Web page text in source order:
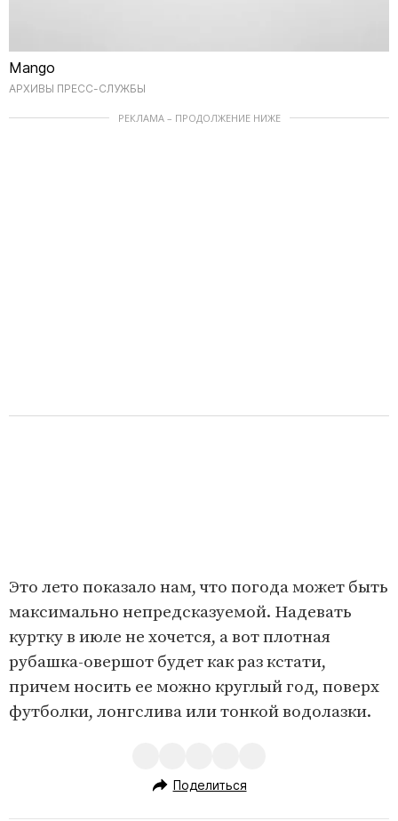
Mango
АРХИВЫ ПРЕСС-СЛУЖБЫ
РЕКЛАМА – ПРОДОЛЖЕНИЕ НИЖЕ
Это лето показало нам, что погода может быть
максимально непредсказуемой. Надевать
куртку в июле не хочется, а вот плотная
рубашка-овершот будет как раз кстати,
причем носить ее можно круглый год, поверх
футболки, лонгслива или тонкой водолазки.
Поделиться